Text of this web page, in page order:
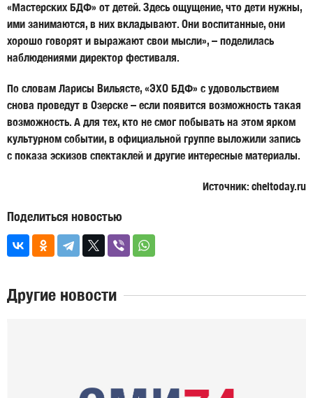
«Мастерских БДФ» от детей. Здесь ощущение, что дети нужны,
ими занимаются, в них вкладывают. Они воспитанные, они
хорошо говорят и выражают свои мысли», – поделилась
наблюдениями директор фестиваля.
По словам Ларисы Вильясте, «ЭХО БДФ» с удовольствием
снова проведут в Озерске – если появится возможность такая
возможность. А для тех, кто не смог побывать на этом ярком
культурном событии, в официальной группе выложили запись
с показа эскизов спектаклей и другие интересные материалы.
Источник: cheltoday.ru
Поделиться новостью
Другие новости